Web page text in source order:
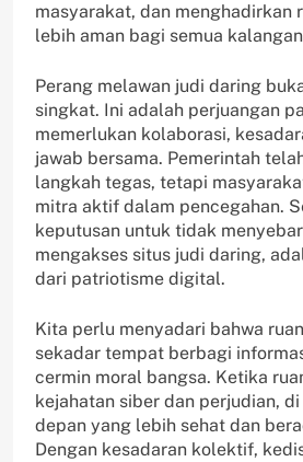
masyarakat, dan menghadirkan
lebih aman bagi semua
Perang melawan judi daring
singkat. Ini adalah perjuangan
memerlukan kolaborasi,
jawab bersama. Pemerintah
langkah tegas, tetapi
mitra aktif dalam pencegahan.
keputusan untuk tidak
mengakses situs judi daring,
dari patriotisme digital.
Kita perlu menyadari bahwa
sekadar tempat berbagi
cermin moral bangsa. Ketika
kejahatan siber dan perjudian,
depan yang lebih sehat dan
Dengan kesadaran kolektif,